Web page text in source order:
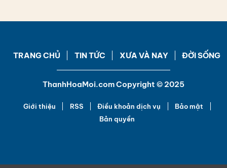
TRANG CHỦ TIN TỨC XƯA VÀ NAY ĐỜI SỐNG
ThanhHoaMoi.com Copyright © 2025
Giới thiệu RSS Điều khoản dịch vụ
Bảo mật
Bản quyền